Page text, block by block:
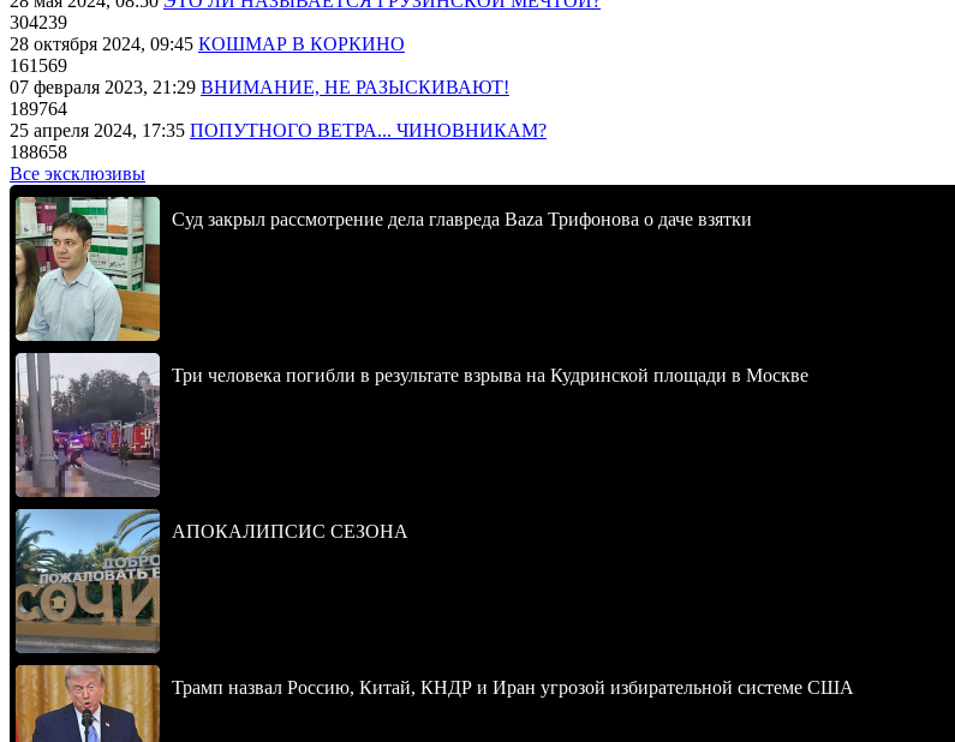
304239
28 октября 2024, 09:45 КОШМАР В КОРКИНО
161569
07 февраля 2023, 21:29 ВНИМАНИЕ, НЕ РАЗЫСКИВАЮТ!
189764
25 апреля 2024, 17:35 ПОПУТНОГО ВЕТРА... ЧИНОВНИКАМ?
188658
Все эксклюзивы
Суд закрыл рассмотрение дела главреда Baza Трифонова о даче взятки
Три человека погибли в результате взрыва на Кудринской площади в Москве
АПОКАЛИПСИС СЕЗОНА
Трамп назвал Россию, Китай, КНДР и Иран угрозой избирательной системе США